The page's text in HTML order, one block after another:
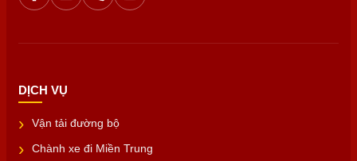
DỊCH VỤ
Vận tải đường bộ
Chành xe đi Miền Trung